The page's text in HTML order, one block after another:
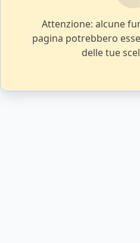
Attenzione: alcune
pagina potrebbero
delle tue